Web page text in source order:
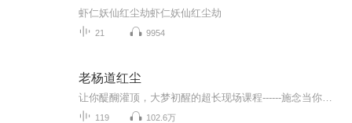
虾仁妖仙红尘劫虾仁妖仙红尘劫
21 9954
老杨道红尘
119 102.6万